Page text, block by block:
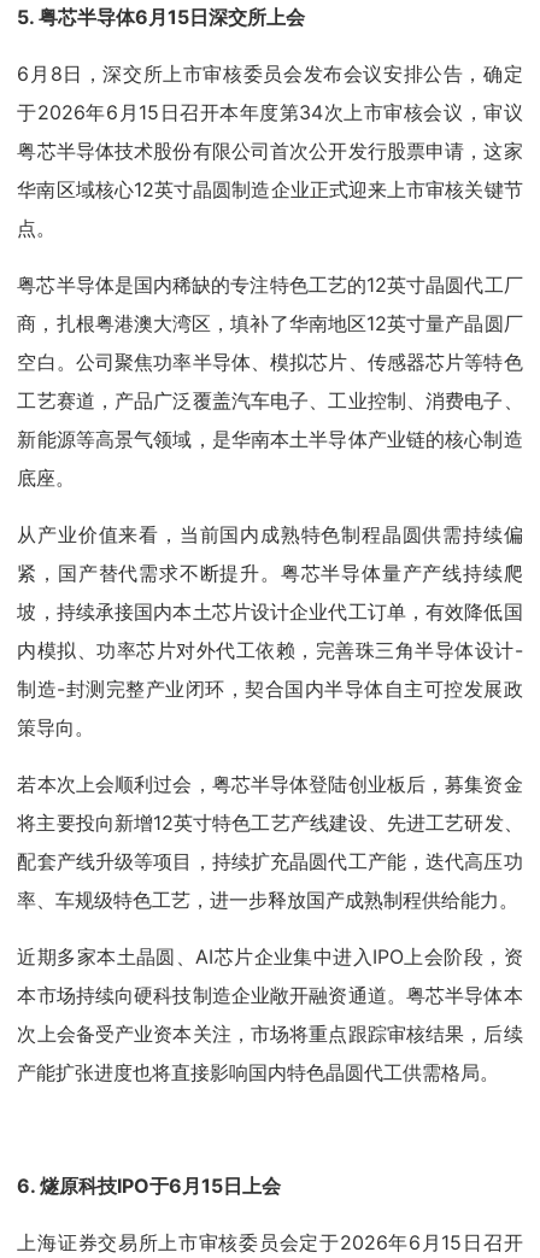
5. 粤芯半导体6月15日深交所上会
6月8日，深交所上市审核委员会发布会议安排公告，确定
于2026年6月15日召开本年度第34次上市审核会议，审议
粤芯半导体技术股份有限公司首次公开发行股票申请，这家
华南区域核心12英寸晶圆制造企业正式迎来上市审核关键节
点。
粤芯半导体是国内稀缺的专注特色工艺的12英寸晶圆代工厂
商，扎根粤港澳大湾区，填补了华南地区12英寸量产晶圆厂
空白。公司聚焦功率半导体、模拟芯片、传感器芯片等特色
工艺赛道，产品广泛覆盖汽车电子、工业控制、消费电子、
新能源等高景气领域，是华南本土半导体产业链的核心制造
底座。
从产业价值来看，当前国内成熟特色制程晶圆供需持续偏
紧，国产替代需求不断提升。粤芯半导体量产产线持续爬
坡，持续承接国内本土芯片设计企业代工订单，有效降低国
内模拟、功率芯片对外代工依赖，完善珠三角半导体设计-
制造-封测完整产业闭环，契合国内半导体自主可控发展政
策导向。
若本次上会顺利过会，粤芯半导体登陆创业板后，募集资金
将主要投向新增12英寸特色工艺产线建设、先进工艺研发、
配套产线升级等项目，持续扩充晶圆代工产能，迭代高压功
率、车规级特色工艺，进一步释放国产成熟制程供给能力。
近期多家本土晶圆、AI芯片企业集中进入IPO上会阶段，资
本市场持续向硬科技制造企业敞开融资通道。粤芯半导体本
次上会备受产业资本关注，市场将重点跟踪审核结果，后续
产能扩张进度也将直接影响国内特色晶圆代工供需格局。
6. 燧原科技IPO于6月15日上会
上海证券交易所上市审核委员会定于2026年6月15日召开